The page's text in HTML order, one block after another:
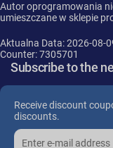
Autor oprogramowania
umieszczane w sklepie
Aktualna Data: 2026-08-
Counter: 7305701
Subscribe to the
Receive discount
discounts.